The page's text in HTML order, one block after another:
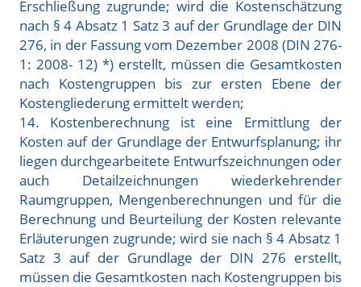
Erschließung zugrunde; wird die Kostenschätzung
nach § 4 Absatz 1 Satz 3 auf der Grundlage der DIN
276, in der Fassung vom Dezember 2008 (DIN 276-
1: 2008- 12) *) erstellt, müssen die Gesamtkosten
nach Kostengruppen bis zur ersten Ebene der
Kostengliederung ermittelt werden;
14. Kostenberechnung ist eine Ermittlung der
Kosten auf der Grundlage der Entwurfsplanung; ihr
liegen durchgearbeitete Entwurfszeichnungen oder
auch Detailzeichnungen wiederkehrender
Raumgruppen, Mengenberechnungen und für die
Berechnung und Beurteilung der Kosten relevante
Erläuterungen zugrunde; wird sie nach § 4 Absatz 1
Satz 3 auf der Grundlage der DIN 276 erstellt,
müssen die Gesamtkosten nach Kostengruppen bis